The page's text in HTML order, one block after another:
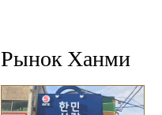
Рынок Ханми